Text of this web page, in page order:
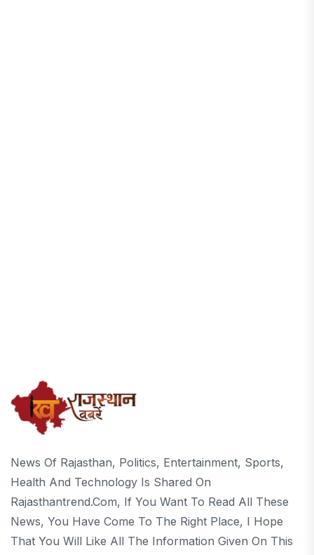
News Of Rajasthan, Politics, Entertainment, Sports,
Health And Technology Is Shared On
Rajasthantrend.com, If You Want To Read All These
News, You Have Come To The Right Place, I Hope
That You Will Like All The Information Given On This